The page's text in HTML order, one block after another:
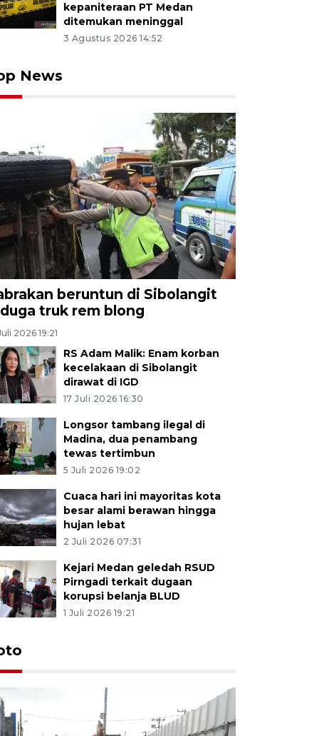
kepaniteraan PT Medan
ditemukan meninggal
3 Agustus 2026 14:52
News
beruntun di Sibolangit
truk rem blong
2026 19:21
RS Adam Malik: Enam korban
kecelakaan di Sibolangit
dirawat di IGD
17 Juli 2026 16:30
Longsor tambang ilegal di
Madina, dua penambang
tewas tertimbun
5 Juli 2026 19:02
Cuaca hari ini mayoritas kota
besar alami berawan hingga
hujan lebat
2 Juli 2026 07:31
Kejari Medan geledah RSUD
Pirngadi terkait dugaan
korupsi belanja BLUD
1 Juli 2026 19:21